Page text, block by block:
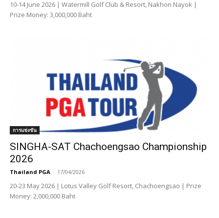
10-14 June 2026 | Watermill Golf Club & Resort, Nakhon Nayok |
Prize Money: 3,000,000 Baht
การแข่งขัน
SINGHA-SAT Chachoengsao Championship
2026
Thailand PGA - 17/04/2026
20-23 May 2026 | Lotus Valley Golf Resort, Chachoengsao | Prize
Money: 2,000,000 Baht